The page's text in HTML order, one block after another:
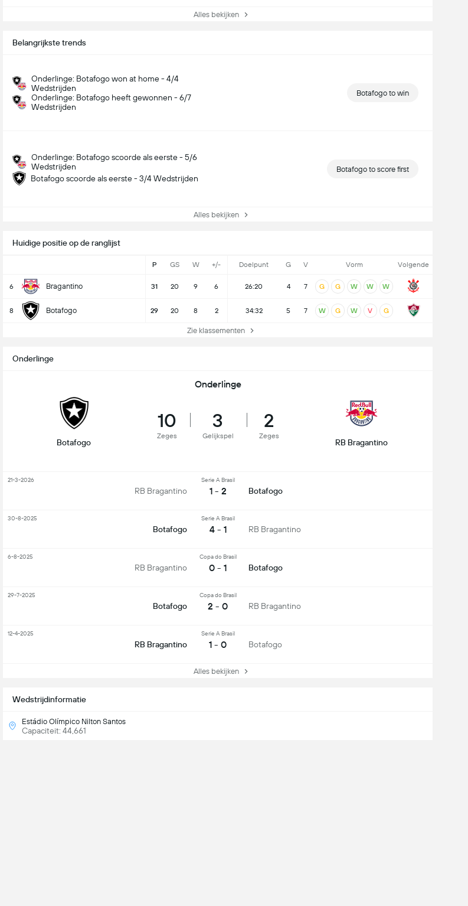
Alles bekijken
Belangrijkste trends
Onderlinge: Botafogo won at home - 4/4
Wedstrijden
Onderlinge: Botafogo heeft gewonnen - 6/7
Wedstrijden
Botafogo to win
Onderlinge: Botafogo scoorde als eerste - 5/6
Wedstrijden
Botafogo scoorde als eerste - 3/4 Wedstrijden
Botafogo to score first
Alles bekijken
Huidige positie op de ranglijst
P GS W +/- Doelpunt G V Vorm Volgende
6 Bragantino 31 20 9 6 26:20 4 7 G G W W W
8 Botafogo 29 20 8 2 34:32 5 7 W G W V G
Zie klassementen
Wedstrijdinformatie
Estádio Olímpico Nilton Santos
Capaciteit: 44,661
Onderlinge
Onderlinge
Botafogo
10
Zeges
3
Gelijkspel
2
Zeges
RB Bragantino
RB Bragantino
Serie A Brasil
1 - 2 Botafogo
21-3-2026
Botafogo
Serie A Brasil
4 - 1 RB Bragantino
30-8-2025
RB Bragantino
Copa do Brasil
0 - 1 Botafogo
6-8-2025
Botafogo
Copa do Brasil
2 - 0 RB Bragantino
29-7-2025
RB Bragantino
Serie A Brasil
1 - 0 Botafogo
12-4-2025
Alles bekijken